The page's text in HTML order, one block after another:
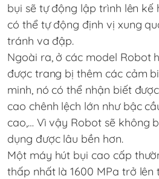
bụi sẽ tự động lập trình lên kế
có thể tự động định vị xung
tránh va đập.
Ngoài ra, ở các model Robot
được trang bị thêm các cảm
minh, nó có thể nhận biết
cao chênh lệch lớn như bậc
cao,… Vì vậy Robot sẽ không
dụng được lâu bền hơn.
Một máy hút bụi cao cấp
thấp nhất là 1600 MPa trở lên